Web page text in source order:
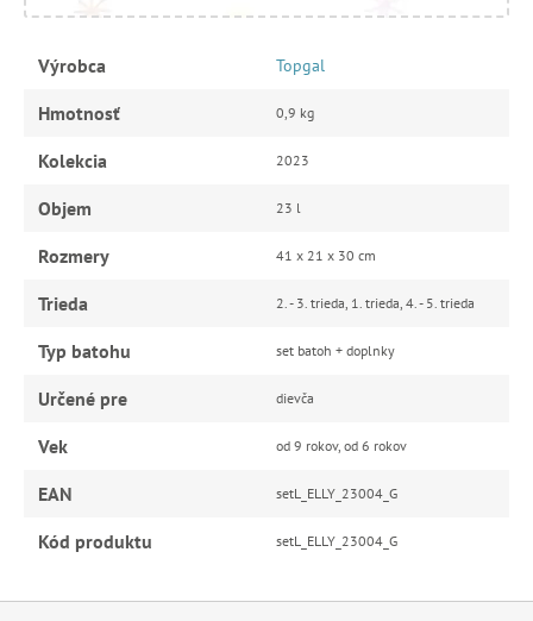
Výrobca Topgal
Hmotnosť 0,9 kg
Kolekcia 2023
Objem 23 l
Rozmery 41 x 21 x 30 cm
Trieda 2. - 3. trieda, 1. trieda, 4. - 5. trieda
Typ batohu set batoh + doplnky
Určené pre dievča
Vek od 9 rokov, od 6 rokov
EAN setL_ELLY_23004_G
Kód produktu setL_ELLY_23004_G